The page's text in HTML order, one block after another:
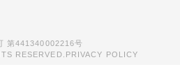
第441340002216号
RESERVED. PRIVACY POLICY